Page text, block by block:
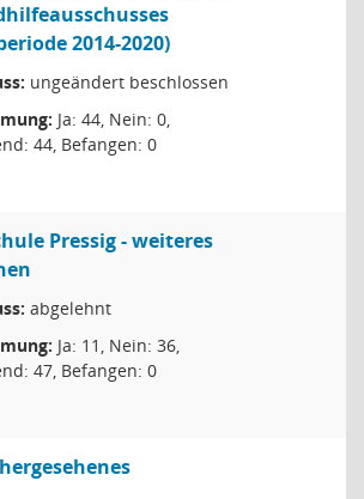
2014-2020)
ungeändert beschlossen
Ja: 44, Nein: 0,
44, Befangen: 0
Pressig - weiteres
abgelehnt
Ja: 11, Nein: 36,
47, Befangen: 0